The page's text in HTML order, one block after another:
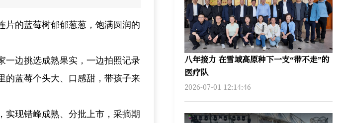
片的蓝莓树郁郁葱葱，饱满圆润的
一边挑选成熟果实，一边拍照记录
的蓝莓个头大、口感甜，带孩子来
实现错峰成熟、分批上市，采摘期
八年接力 在雪域高原种下一支“带不走”的
医疗队
2026-07-01 12:14:46